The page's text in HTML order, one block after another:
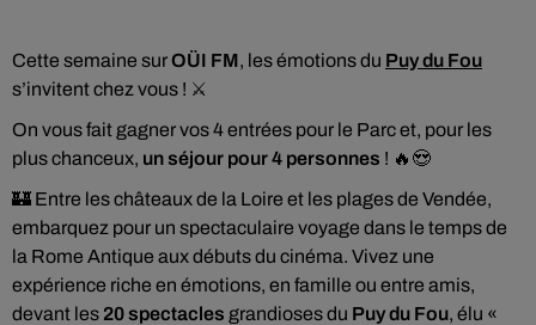
Cette semaine surOÜI FM, les émotions du Puy du Fou
s’invitent chez vous ! ⚔️
On vous fait gagner vos 4 entrées pour le Parc et, pour les
plus chanceux, un séjour pour 4 personnes ! 🔥😍
🏰 Entre les châteaux de la Loire et les plages de Vendée,
embarquez pour un spectaculaire voyage dans le temps de
la Rome Antique aux débuts du cinéma. Vivez une
expérience riche en émotions, en famille ou entre amis,
devant les 20 spectacles grandioses du Puy du Fou, élu «